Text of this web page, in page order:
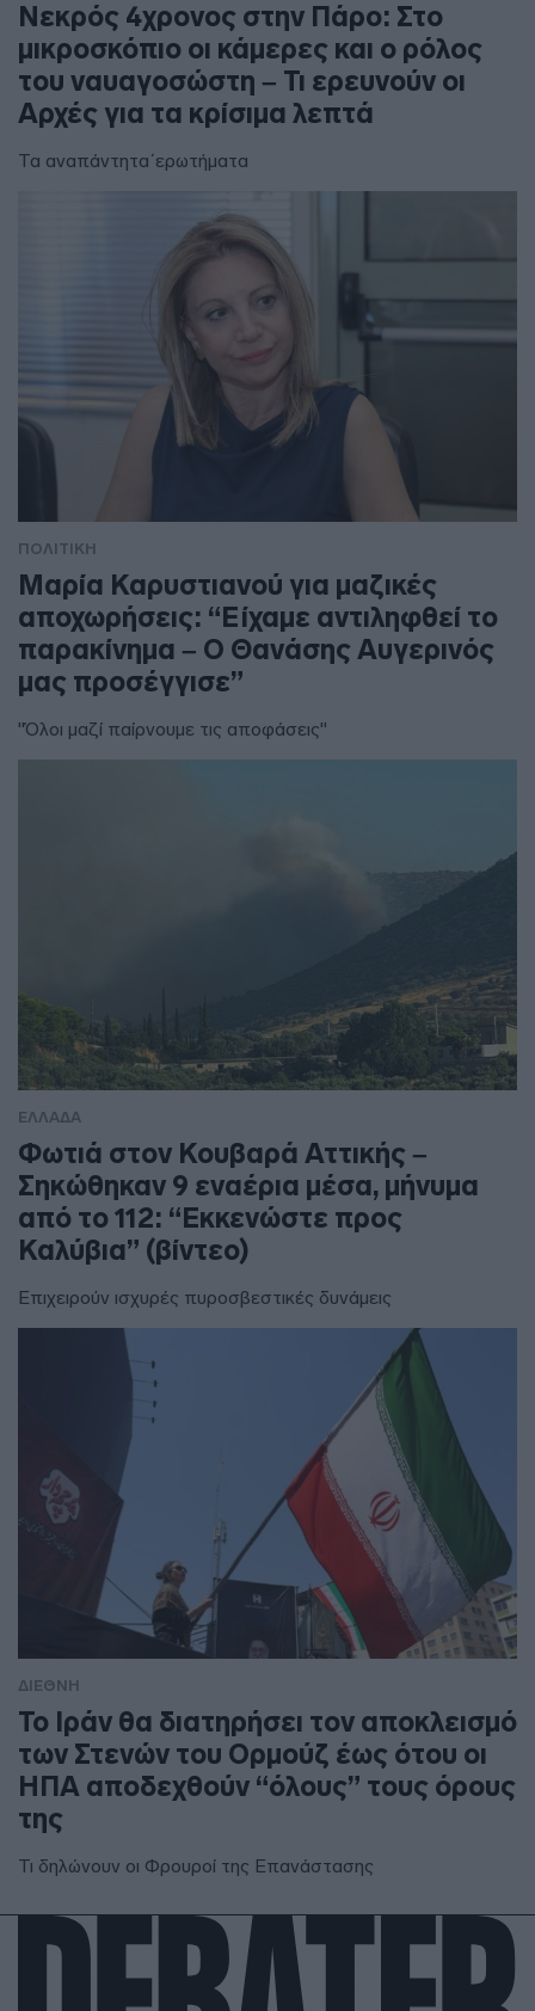
Νεκρός 4χρονος στην Πάρο: Στο
μικροσκόπιο οι κάμερες και ο ρόλος
του ναυαγοσώστη – Τι ερευνούν οι
Αρχές για τα κρίσιμα λεπτά
Τα αναπάντητα΄ερωτήματα
ΠΟΛΙΤΙΚΗ
Μαρία Καρυστιανού για μαζικές
αποχωρήσεις: “Είχαμε αντιληφθεί το
παρακίνημα – Ο Θανάσης Αυγερινός
μας προσέγγισε”
"Όλοι μαζί παίρνουμε τις αποφάσεις"
ΕΛΛΑΔΑ
Φωτιά στον Κουβαρά Αττικής –
Σηκώθηκαν 9 εναέρια μέσα, μήνυμα
από το 112: “Εκκενώστε προς
Καλύβια” (βίντεο)
Επιχειρούν ισχυρές πυροσβεστικές δυνάμεις
ΔΙΕΘΝΗ
To Ιράν θα διατηρήσει τον αποκλεισμό
των Στενών του Ορμούζ έως ότου οι
ΗΠΑ αποδεχθούν “όλους” τους όρους
της
Τι δηλώνουν οι Φρουροί της Επανάστασης